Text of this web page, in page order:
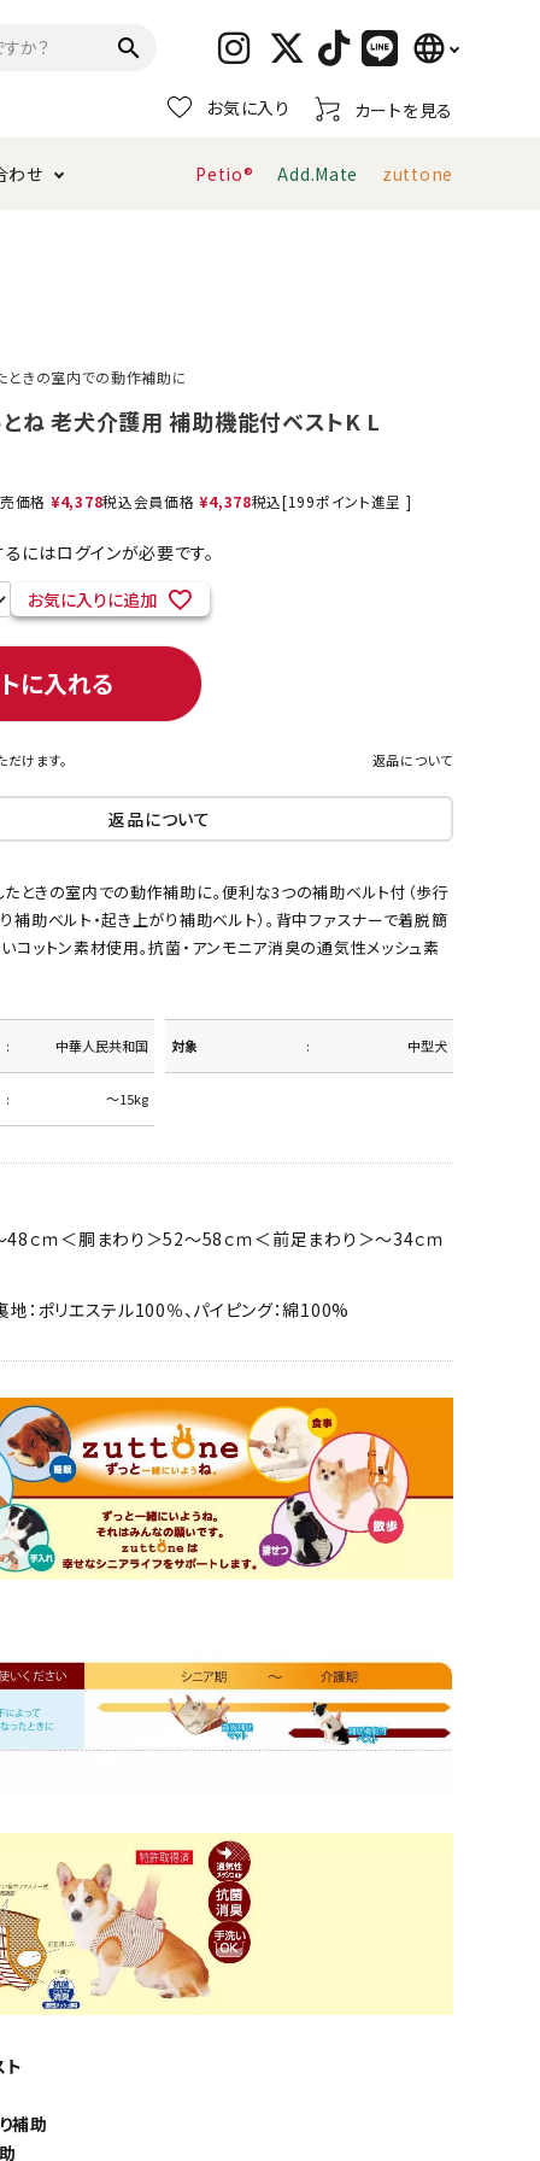
search language
日本語
English
お気に入り カートを見る
服・ウェア
首輪・ハーネス
デンタルおもちゃ
ネコポス対象商品一覧
わせ Petio® Add.Mate zuttone
ときの室内での動作補助に
ね 老犬介護用 補助機能付ベストK L
価格 ¥4,378税込会員価格 ¥4,378税込[199ポイント進呈 ]
にはログインが必要です。
お気に入りに追加
に入れる
けます。 返品について
返品について
ときの室内での動作補助に。便利な3つの補助ベルト付（歩行
補助ベルト・起き上がり補助ベルト）。背中ファスナーで着脱簡
コットン素材使用。抗菌・アンモニア消臭の通気性メッシュ素
中華人民共和国 対象 中型犬
～15kg
ｃｍ＜胴まわり＞52～58ｃｍ＜前足まわり＞～34ｃｍ
地：ポリエステル100％、パイピング：綿100%
補助